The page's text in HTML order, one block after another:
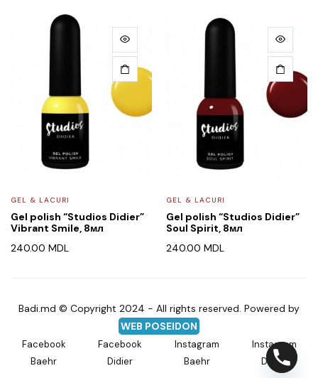
GEL & LACURI
Gel polish “Studios Didier”
Vibrant Smile, 8мл
240.00 MDL
GEL & LACURI
Gel polish “Studios Didier”
Soul Spirit, 8мл
240.00 MDL
Badi.md © Copyright 2024 - All rights reserved. Powered by
WEB POSEIDON
Facebook
Baehr
Facebook
Didier
Instagram
Baehr
Instagram
Didier